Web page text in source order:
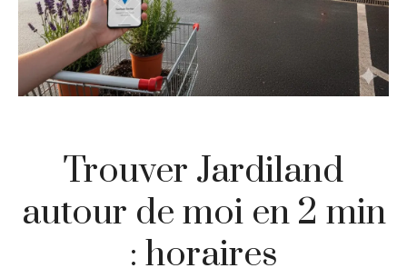
Trouver Jardiland
autour de moi en 2 min
: horaires